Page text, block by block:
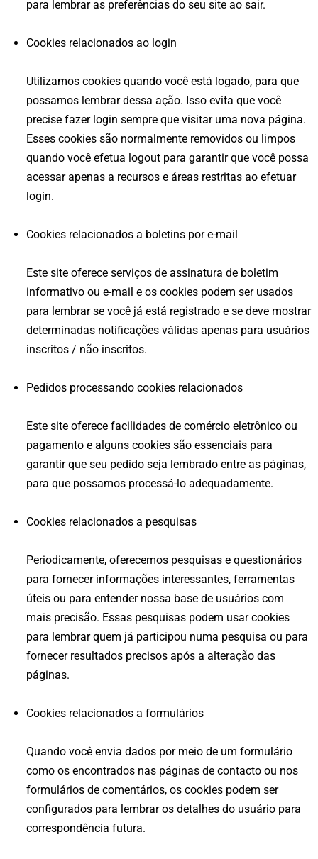
para lembrar as preferências do seu site ao sair.
Cookies relacionados ao login
Utilizamos cookies quando você está logado, para que
possamos lembrar dessa ação. Isso evita que você
precise fazer login sempre que visitar uma nova página.
Esses cookies são normalmente removidos ou limpos
quando você efetua logout para garantir que você possa
acessar apenas a recursos e áreas restritas ao efetuar
login.
Cookies relacionados a boletins por e-mail
Este site oferece serviços de assinatura de boletim
informativo ou e-mail e os cookies podem ser usados ​​
para lembrar se você já está registrado e se deve mostrar
determinadas notificações válidas apenas para usuários
inscritos / não inscritos.
Pedidos processando cookies relacionados
Este site oferece facilidades de comércio eletrônico ou
pagamento e alguns cookies são essenciais para
garantir que seu pedido seja lembrado entre as páginas,
para que possamos processá-lo adequadamente.
Cookies relacionados a pesquisas
Periodicamente, oferecemos pesquisas e questionários
para fornecer informações interessantes, ferramentas
úteis ou para entender nossa base de usuários com
mais precisão. Essas pesquisas podem usar cookies
para lembrar quem já participou numa pesquisa ou para
fornecer resultados precisos após a alteração das
páginas.
Cookies relacionados a formulários
Quando você envia dados por meio de um formulário
como os encontrados nas páginas de contacto ou nos
formulários de comentários, os cookies podem ser
configurados para lembrar os detalhes do usuário para
correspondência futura.